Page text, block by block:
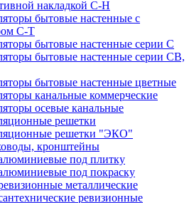
накладкой С-Н
бытовые настенные с
С-Т
бытовые настенные серии С
бытовые настенные серии СВ,
бытовые настенные цветные
канальные коммерческие
осевые канальные
решетки
решетки "ЭКО"
кронштейны
под плитку
под покраску
металлические
ревизионные